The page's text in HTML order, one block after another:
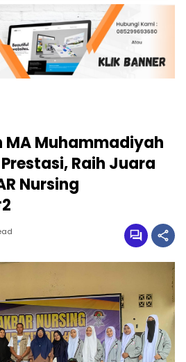
MA Muhammadiyah
Raih Juara
Nursing